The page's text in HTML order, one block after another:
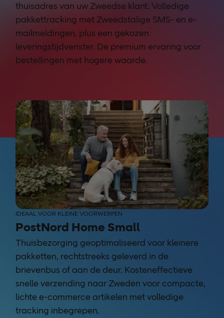
thuisadres van uw Zweedse klant. Volledige
pakkettracking met Zweedstalige SMS- en e-
mailmeldingen, plus een gekozen
leveringstijdvenster. De premium ervaring voor
bestellingen met hogere waarde.
IDEAAL VOOR KLEINE VOORWERPEN
PostNord Home Small
Thuisbezorging geoptimaliseerd voor kleinere
pakketten, rechtstreeks geleverd in de
brievenbus of aan de deur. Kosteneffectieve
snelle verzending naar Zweden voor compacte,
lichte e-commerce artikelen met volledige
tracking inbegrepen.